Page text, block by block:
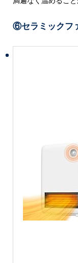
⑥セラミックフ